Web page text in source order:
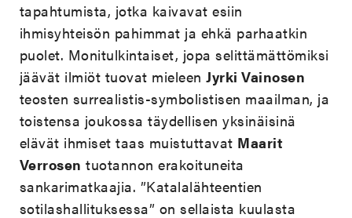
tapahtumista, jotka kaivavat esiin
ihmisyhteisön pahimmat ja ehkä parhaatkin
puolet. Monitulkintaiset, jopa selittämättömiksi
jäävät ilmiöt tuovat mieleenJyrki Vainosen
teosten surrealistis-symbolistisen maailman, ja
toistensa joukossa täydellisen yksinäisinä
elävät ihmiset taas muistuttavat Maarit
Verrosen tuotannon erakoituneita
sankarimatkaajia. ”Katalalähteentien
sotilashallituksessa” on sellaista kuulasta